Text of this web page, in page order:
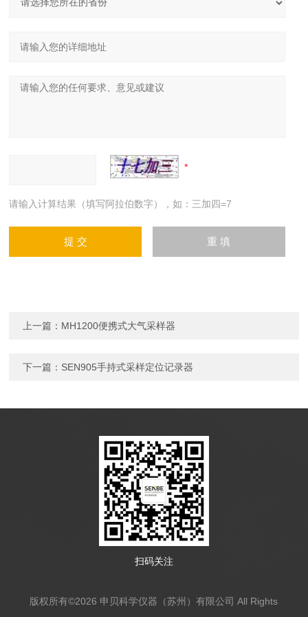
请输入计算结果（填写阿拉伯数字），如：三加四=7
上一篇： MH1200便携式大气采样器
下一篇： SEN905手持式采样定位记录器
扫码关注
版权所有©2026 申贝科学仪器（苏州）有限公司 All Rights